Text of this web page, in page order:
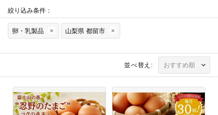
絞り込み条件：
卵・乳製品 山梨県 都留市
並べ替え: